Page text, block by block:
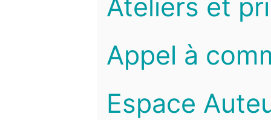
Ateliers et
Appel à
Espace